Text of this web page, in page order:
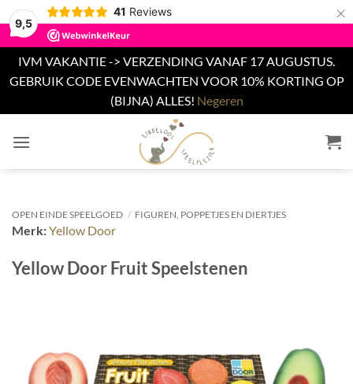
9,5
41 Reviews ×
IVM VAKANTIE -> VERZENDING VANAF 17 AUGUSTUS.
GEBRUIK CODE EVENWACHTEN VOOR 10% KORTING OP
(BIJNA) ALLES! Negeren
naar
OPEN EINDE SPEELGOED / FIGUREN, POPPETJES EN DIERTJES
Merk:Yellow Door
Yellow Door Fruit Speelstenen